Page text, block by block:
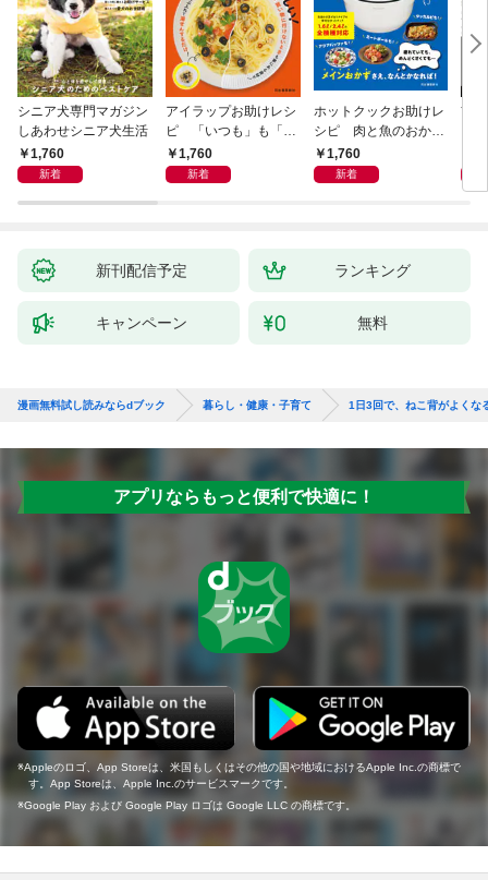
シニア犬専門マガジン
しあわせシニア犬生活
1,760
新着
アイラップお助けレシ
ピ 「いつも」も「も
しも」もおいしい！
1,760
新着
ホットクックお助けレ
シピ 肉と魚のおか
ず 少ない材料＆調味
料で、あとはスイッチ
1,760
新着
首
リ
昇
新刊配信予定 ランキング
キャンペーン 無料
漫画無料試し読みならdブック 暮らし・健康・子育て 1日3回で、ねこ背がよくな
アプリならもっと便利で快適に！
Appleのロゴ、App Storeは、米国もしくはその他の国や地域におけるApple Inc.の商標で
す。App Storeは、Apple Inc.のサービスマークです。
Google Play および Google Play ロゴは Google LLC の商標です。